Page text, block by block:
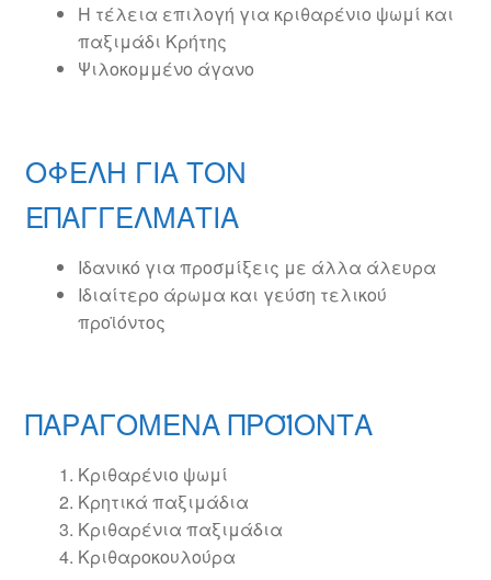
Η τέλεια επιλογή για κριθαρένιο ψωμί και
παξιμάδι Κρήτης
Ψιλοκομμένο άγανο
ΟΦΕΛΗ ΓΙΑ ΤΟΝ
ΕΠΑΓΓΕΛΜΑΤΙΑ
Ιδανικό για προσμίξεις με άλλα άλευρα
Ιδιαίτερο άρωμα και γεύση τελικού
προϊόντος
ΠΑΡΑΓΟΜΕΝΑ ΠΡΟΪΟΝΤΑ
Κριθαρένιο ψωμί
Κρητικά παξιμάδια
Κριθαρένια παξιμάδια
Κριθαροκουλούρα